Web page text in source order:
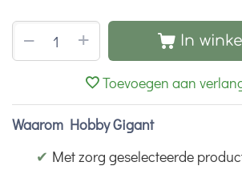
+
− In
Toevoegen aan
Waarom Hobby Gigant
✔ Met zorg geselecteerde